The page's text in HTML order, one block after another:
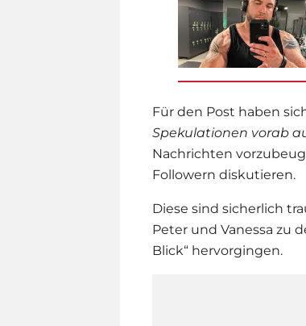
Für den Post haben
Spekulationen vorab
Nachrichten
Followern diskutieren.
Diese sind sicherlich
Peter und Vanessa zu
Blick“ hervorgingen.